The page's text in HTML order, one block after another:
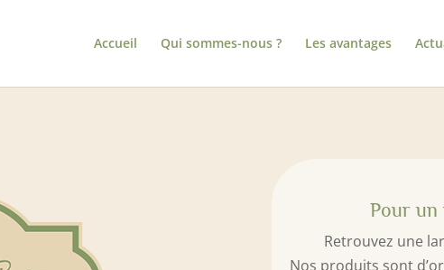
Accueil Qui sommes-nous ? Les avantages
Pour un
Retrouvez une
Nos produits sont